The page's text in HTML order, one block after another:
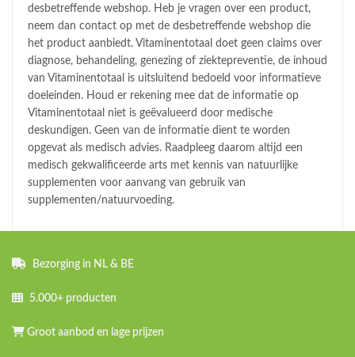
desbetreffende webshop. Heb je vragen over een product,
neem dan contact op met de desbetreffende webshop die
het product aanbiedt. Vitaminentotaal doet geen claims over
diagnose, behandeling, genezing of ziektepreventie, de inhoud
van Vitaminentotaal is uitsluitend bedoeld voor informatieve
doeleinden. Houd er rekening mee dat de informatie op
Vitaminentotaal niet is geëvalueerd door medische
deskundigen. Geen van de informatie dient te worden
opgevat als medisch advies. Raadpleeg daarom altijd een
medisch gekwalificeerde arts met kennis van natuurlijke
supplementen voor aanvang van gebruik van
supplementen/natuurvoeding.
Bezorging in NL & BE
5.000+ producten
Groot aanbod en lage prijzen